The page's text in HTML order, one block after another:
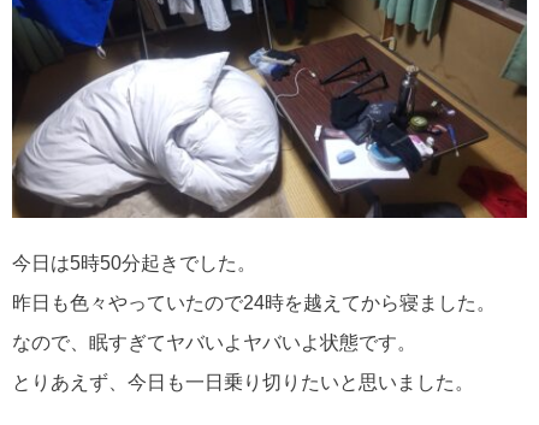
今日は5時50分起きでした。⁡
⁡昨日も色々やっていたので24時を越えてから寝ました。⁡
⁡なので、眠すぎてヤバいよヤバいよ状態です。⁡
⁡とりあえず、今日も一日乗り切りたいと思いました。